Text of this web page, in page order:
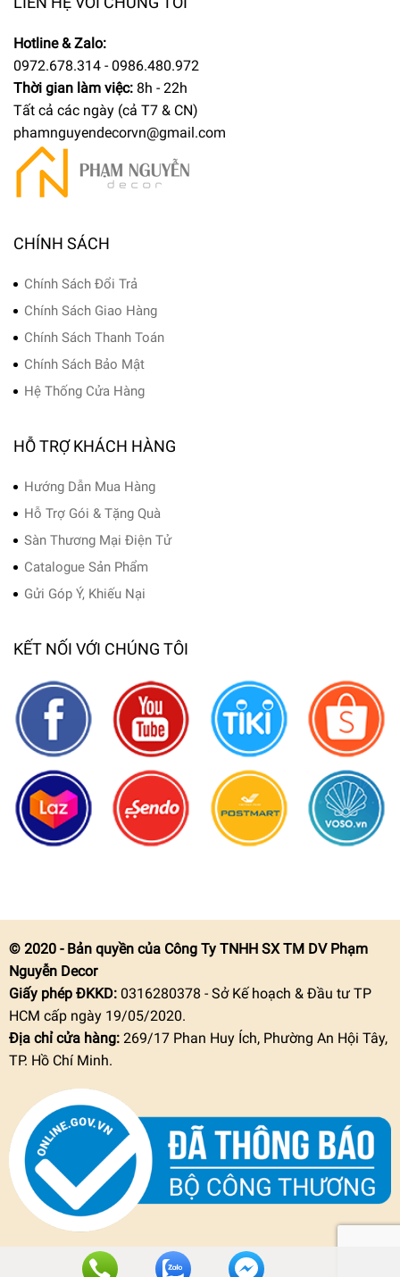
Hotline & Zalo:
0972.678.314 - 0986.480.972
Thời gian làm việc: 8h - 22h
Tất cả các ngày (cả T7 & CN)
phamnguyendecorvn@gmail.com
CHÍNH SÁCH
Chính Sách Đổi Trả
Chính Sách Giao Hàng
Chính Sách Thanh Toán
Chính Sách Bảo Mật
Hệ Thống Cửa Hàng
HỖ TRỢ KHÁCH HÀNG
Hướng Dẫn Mua Hàng
Hỗ Trợ Gói & Tặng Quà
Sàn Thương Mại Điện Tử
Catalogue Sản Phẩm
Gửi Góp Ý, Khiếu Nại
KẾT NỐI VỚI CHÚNG TÔI
© 2020 - Bản quyền của Công Ty TNHH SX TM DV Phạm
Nguyễn Decor
Giấy phép ĐKKD:0316280378 - Sở Kế hoạch & Đầu tư TP
HCM cấp ngày 19/05/2020.
Địa chỉ cửa hàng: 269/17 Phan Huy Ích, Phường An Hội Tây,
TP. Hồ Chí Minh.